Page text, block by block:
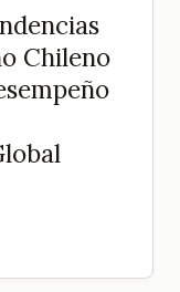
Chileno